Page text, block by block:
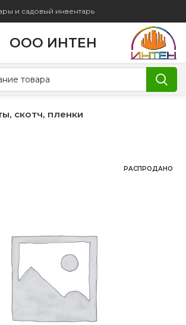
и садовый инвентарь
ООО ИНТЕН
скотч, пленки
РАСПРОДАНО